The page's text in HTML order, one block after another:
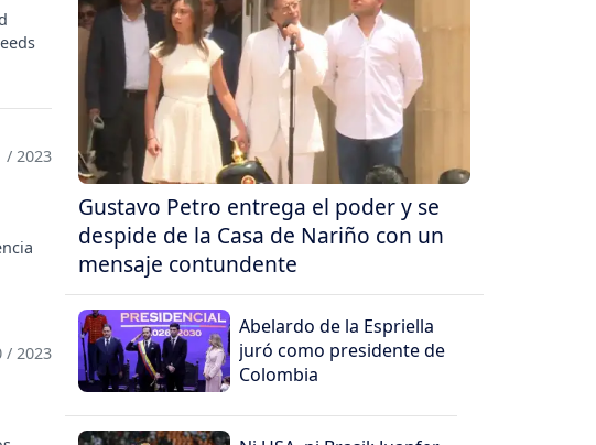
/ 2023
/ 2023
Gustavo Petro entrega el poder y se
despide de la Casa de Nariño con un
mensaje contundente
Abelardo de la Espriella
juró como presidente de
Colombia